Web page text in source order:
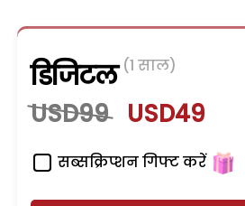
डिजिटल (1 साल)
USD99 USD49
सब्सक्रिप्शन गिफ्ट करें